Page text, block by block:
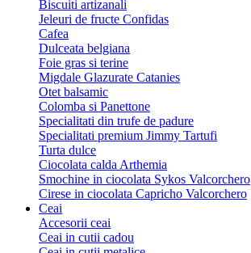
Biscuiti artizanali
Jeleuri de fructe Confidas
Cafea
Dulceata belgiana
Foie gras si terine
Migdale Glazurate Catanies
Otet balsamic
Colomba si Panettone
Specialitati din trufe de padure
Specialitati premium Jimmy Tartufi
Turta dulce
Ciocolata calda Arthemia
Smochine in ciocolata Sykos Valcorchero
Cirese in ciocolata Capricho Valcorchero
Ceai
Accesorii ceai
Ceai in cutii cadou